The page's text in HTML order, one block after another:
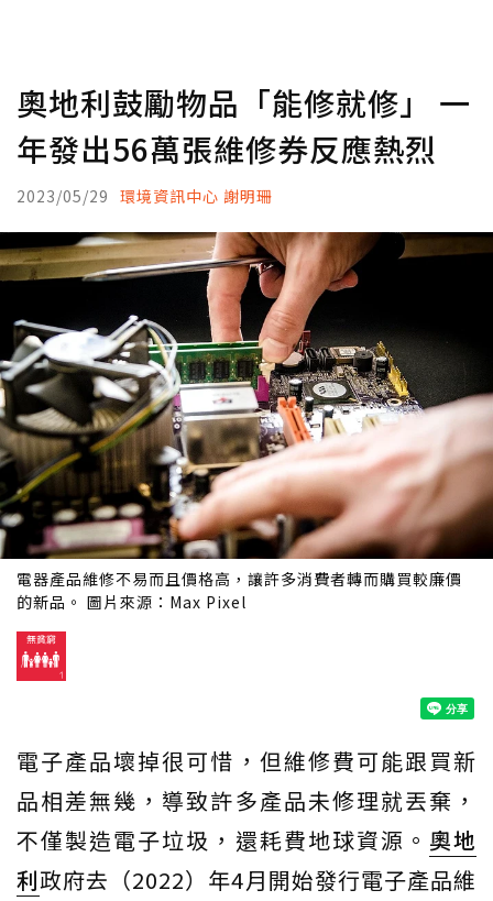
奧地利鼓勵物品「能修就修」 一
年發出56萬張維修券反應熱烈
2023/05/29 環境資訊中心 謝明珊
電器產品維修不易而且價格高，讓許多消費者轉而購買較廉價
的新品。 圖片來源：Max Pixel
電子產品壞掉很可惜，但維修費可能跟買新
品相差無幾，導致許多產品未修理就丟棄，
不僅製造電子垃圾，還耗費地球資源。 奧地
利政府去（2022）年4月開始發行電子產品維